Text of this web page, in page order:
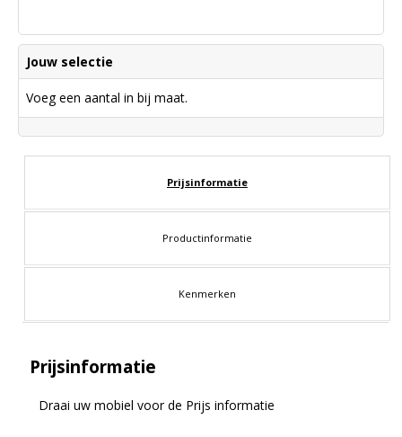
Jouw selectie
Voeg een aantal in bij maat.
Prijsinformatie
Productinformatie
Kenmerken
Prijsinformatie
Draai uw mobiel voor de Prijs informatie